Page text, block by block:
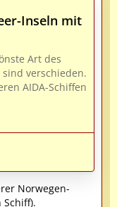
Inseln mit
Art des
sind verschieden.
AIDA-Schiffen
Norwegen-